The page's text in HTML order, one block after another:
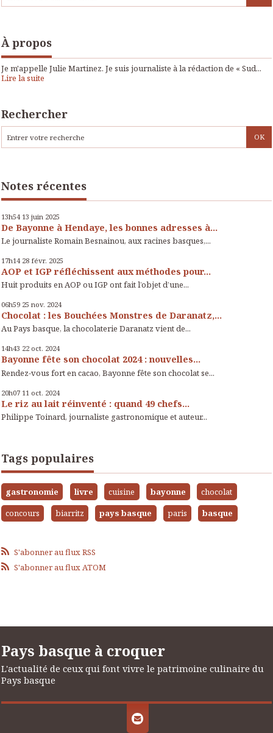
À propos
Je m'appelle Julie Martinez. Je suis journaliste à la rédaction de « Sud...
Lire la suite
Rechercher
Notes récentes
13h54 13 juin 2025
De Bayonne à Hendaye, les bonnes adresses à...
Le journaliste Romain Besnainou, aux racines basques,...
17h14 28 févr. 2025
AOP et IGP réfléchissent aux méthodes pour...
Huit produits en AOP ou IGP ont fait l’objet d’une...
06h59 25 nov. 2024
Chocolat : les Bouchées Monstres de Daranatz,...
Au Pays basque, la chocolaterie Daranatz vient de...
14h43 22 oct. 2024
Bayonne fête son chocolat 2024 : nouvelles...
Rendez-vous fort en cacao, Bayonne fête son chocolat se...
20h07 11 oct. 2024
Le riz au lait réinventé : quand 49 chefs...
Philippe Toinard, journaliste gastronomique et auteur...
Tags populaires
gastronomie livre cuisine bayonne
chocolat
concours
biarritz pays basque paris basque
S'abonner au flux RSS
S'abonner au flux ATOM
Pays basque à croquer
L'actualité de ceux qui font vivre le patrimoine culinaire du
Pays basque